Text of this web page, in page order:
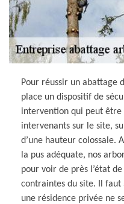
Pour réussir un abattage
place un dispositif de
intervention qui peut être
intervenants sur le site,
d’une hauteur colossale.
la pus adéquate, nos
pour voir de près l’état
contraintes du site. Il faut
une résidence privée ne